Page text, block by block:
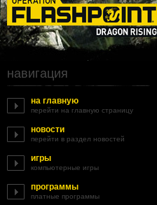
навигация
на главную
перейти на главную страницу
новости
перейти в раздел новостей
игры
компьютерные игры
программы
платные программы